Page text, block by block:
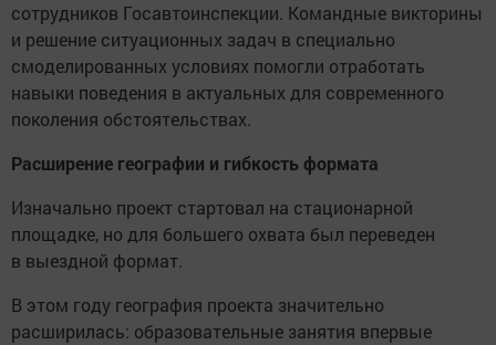
сотрудников Госавтоинспекции. Командные викторины
и решение ситуационных задач в специально
смоделированных условиях помогли отработать
навыки поведения в актуальных для современного
поколения обстоятельствах.
Расширение географии и гибкость формата
Изначально проект стартовал на стационарной
площадке, но для большего охвата был переведен
в выездной формат.
В этом году география проекта значительно
расширилась: образовательные занятия впервые